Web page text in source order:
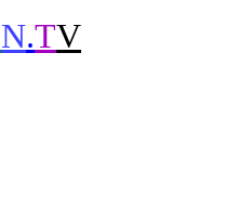
N.TV